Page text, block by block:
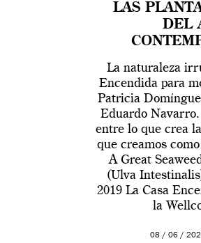
LAS
DEL
La naturaleza
Encendida para
Patricia
Eduardo
entre lo que crea
que creamos
A Great
(Ulva
2019 La Casa
la
08 / 06 /